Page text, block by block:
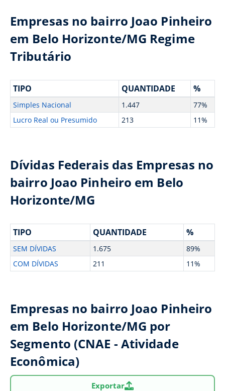
Empresas no bairro Joao Pinheiro
em Belo Horizonte/MG Regime
Tributário
TIPO QUANTIDADE %
Simples Nacional 1.447
77%
Lucro Real ou Presumido
213 11%
Dívidas Federais das Empresas no
bairro Joao Pinheiro em Belo
Horizonte/MG
TIPO QUANTIDADE %
SEM DÍVIDAS 1.675
89%
COM DÍVIDAS
211 11%
Empresas no bairro Joao Pinheiro
em Belo Horizonte/MG por
Segmento (CNAE - Atividade
Econômica)
Exportar